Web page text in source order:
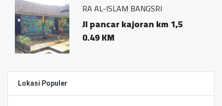
RA AL-ISLAM BANGSRI
Jl pancar kajoran km 1,5
0.49 KM
Lokasi Populer